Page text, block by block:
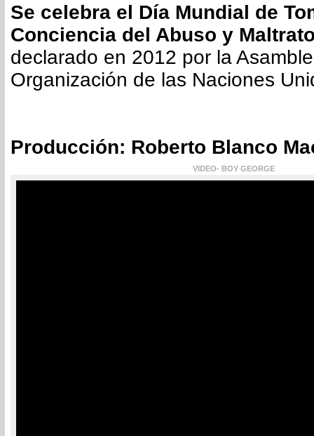
Se celebra el Día Mundial de
Conciencia del Abuso y
declarado en 2012 por la
Organización de las Naciones
Producción: Roberto Blanco
VIDEO- BOY GEORGE